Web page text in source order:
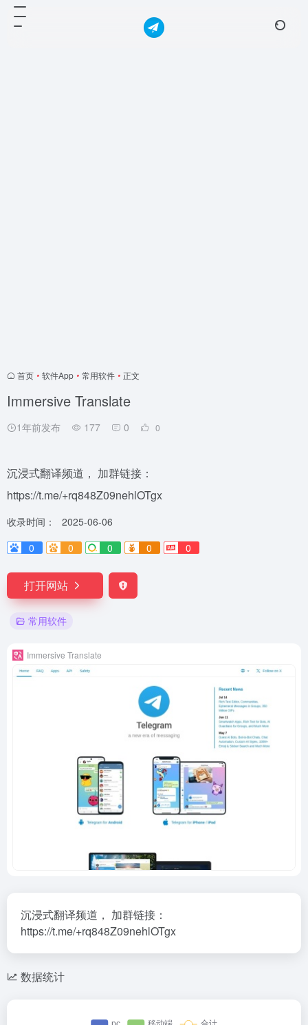
首页 • 软件App • 常用软件 • 正文
Immersive Translate
1年前发布 177 0 0
沉浸式翻译频道， 加群链接：
https://t.me/+rq848Z09nehlOTgx
收录时间：
2025-06-06
0
0 0 0 0
打开网站
常用软件
Immersive Translate
沉浸式翻译频道， 加群链接：
https://t.me/+rq848Z09nehlOTgx
数据统计